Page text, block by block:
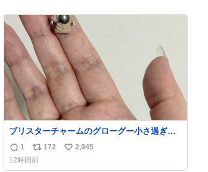
ブリスターチャームのグローグー小さ過ぎて
今コレ
返
信
1
リ
ポ
172
い
2,945
12時間前